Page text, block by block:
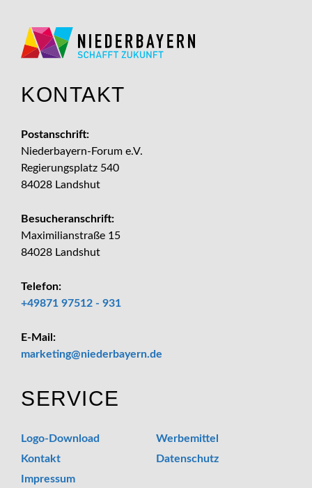
KONTAKT
Postanschrift:
Niederbayern-Forum e.V.
Regierungsplatz 540
84028 Landshut
Besucheranschrift:
Maximilianstraße 15
84028 Landshut
Telefon:
+49871 97512 - 931
E-Mail:
marketing
_at_
niederbayern.de
SERVICE
Logo-Download
Werbemittel
Kontakt
Datenschutz
Impressum